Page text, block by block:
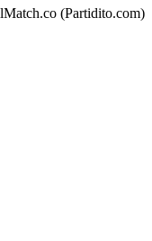
(Partidito.com)